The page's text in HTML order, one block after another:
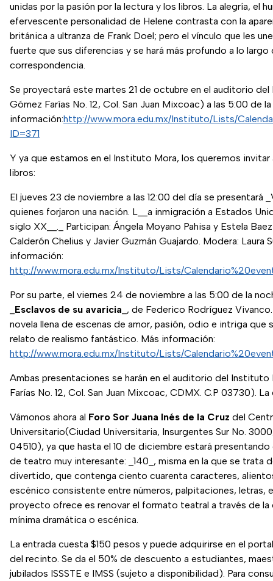
unidas por la pasión por la lectura y los libros. La alegría, el
efervescente personalidad de Helene contrasta con la
británica a ultranza de Frank Doel; pero el vínculo que les
fuerte que sus diferencias y se hará más profundo a lo
correspondencia.
Se proyectará este martes 21 de octubre en el auditorio
Gómez Farías No. 12, Col. San Juan Mixcoac) a las 5:00 de
información:http://www.mora.edu.mx/Instituto/Lists/
ID=371
Y ya que estamos en el Instituto Mora, los queremos
libros:
El jueves 23 de noviembre a las 12:00 del día se presentará
quienes forjaron una nación. L__a inmigración a Estados
siglo XX__._ Participan: Ángela Moyano Pahisa y Estela
Calderón Chelius y Javier Guzmán Guajardo. Modera: Laura
información:
http://www.mora.edu.mx/Instituto/Lists/
Por su parte, el viernes 24 de noviembre a las 5:00 de la
Esclavos de su avaricia _, de Federico Rodríguez
novela llena de escenas de amor, pasión, odio e intriga que
relato de realismo fantástico. Más información:
http://www.mora.edu.mx/Instituto/Lists/
Ambas presentaciones se harán en el auditorio del Instituto
Farías No. 12, Col. San Juan Mixcoac, CDMX. C.P 03730).
Vámonos ahora al Foro Sor Juana Inés de la Cruz del
Universitario(Ciudad Universitaria, Insurgentes Sur No.
04510), ya que hasta el 10 de diciembre estará
de teatro muy interesante: _140_, misma en la que se trata
divertido, que contenga ciento cuarenta caracteres,
escénico consistente entre números, palpitaciones, letras,
proyecto ofrece es renovar el formato teatral a través de la
mínima dramática o escénica.
La entrada cuesta $150 pesos y puede adquirirse en el
del recinto. Se da el 50% de descuento a estudiantes,
jubilados ISSSTE e IMSS (sujeto a disponibilidad). Para